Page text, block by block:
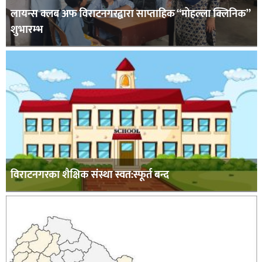
लायन्स क्लब अफ विराटनगरद्वारा साप्ताहिक “मोहल्ला क्लिनिक”
शुभारम्भ
विराटनगरका शैक्षिक संस्था स्वत:स्फूर्त बन्द